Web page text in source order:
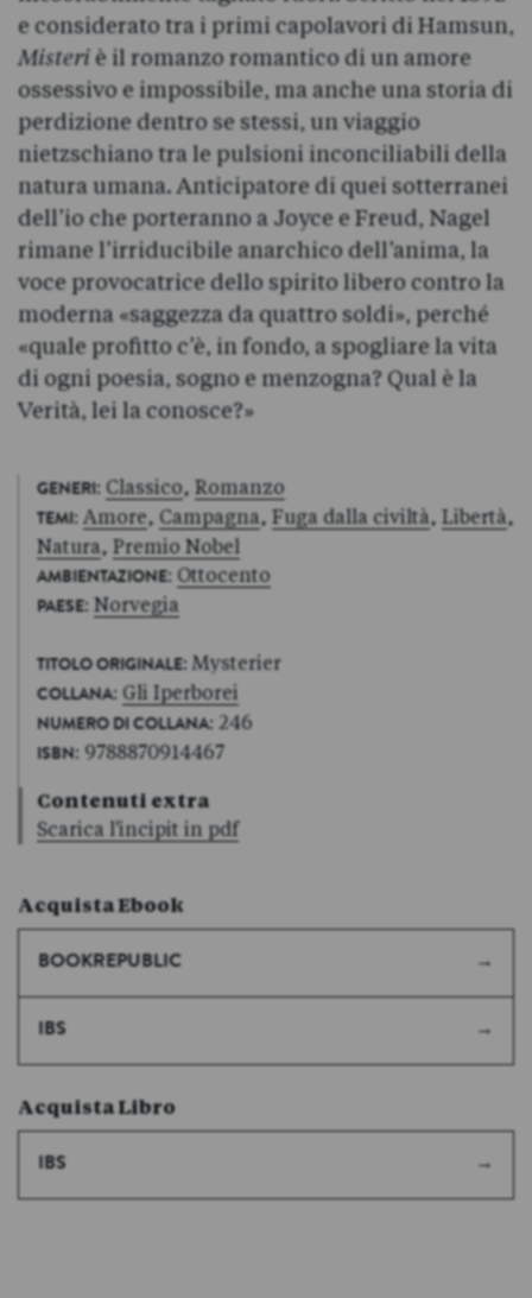
e considerato tra i primi capolavori di Hamsun,
Misteriè il romanzo romantico di un amore
ossessivo e impossibile, ma anche una storia di
perdizione dentro se stessi, un viaggio
nietzschiano tra le pulsioni inconciliabili della
natura umana. Anticipatore di quei sotterranei
dell’io che porteranno a Joyce e Freud, Nagel
rimane l’irriducibile anarchico dell’anima, la
voce provocatrice dello spirito libero contro la
moderna «saggezza da quattro soldi», perché
«quale profitto c’è, in fondo, a spogliare la vita
di ogni poesia, sogno e menzogna? Qual è la
Verità, lei la conosce?»
GENERI: Classico, Romanzo
TEMI: Amore, Campagna, Fuga dalla civiltà, Libertà,
Natura, Premio Nobel
AMBIENTAZIONE: Ottocento
PAESE: Norvegia
TITOLO ORIGINALE: Mysterier
COLLANA: Gli Iperborei
NUMERO DI COLLANA: 246
ISBN: 9788870914467
Contenuti extra
Scarica l'incipit in pdf
Acquista Ebook
BOOKREPUBLIC
IBS
Acquista Libro
IBS